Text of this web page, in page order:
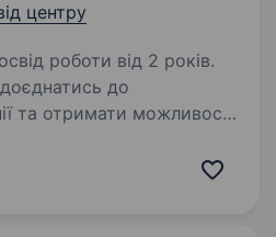
центру
роботи від 2 років.
та отримати можливості
від працівників